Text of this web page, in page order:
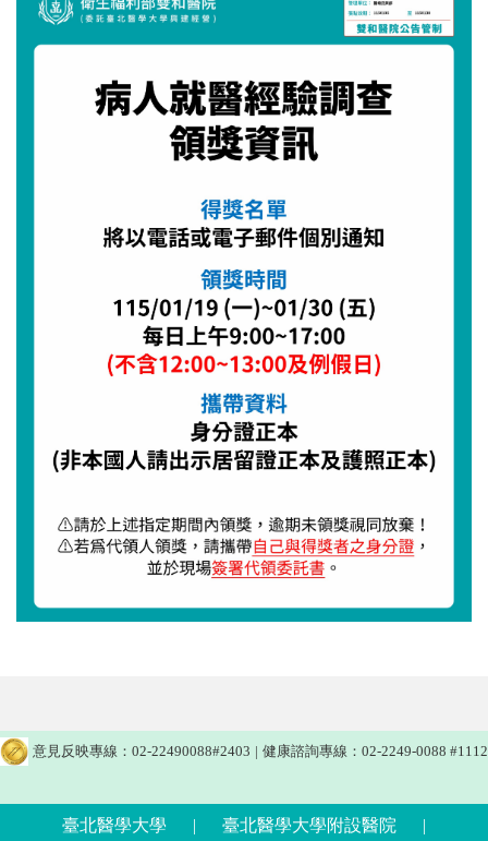
意見反映專線：02-22490088#2403 | 健康諮詢專線：02-2249-0088 #1112
臺北醫學大學 | 臺北醫學大學附設醫院 |